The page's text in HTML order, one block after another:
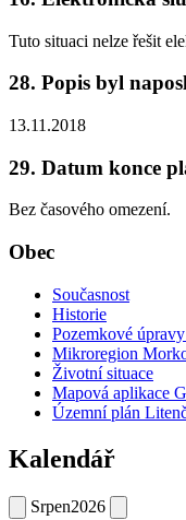
Tuto situaci nelze řešit
28. Popis byl
13.11.2018
29. Datum konce
Bez časového omezení.
Obec
Současnost
Historie
Pozemkové
Mikroregion
Životní situace
Mapová aplikace
Územní plán
Kalendář
Srpen2026